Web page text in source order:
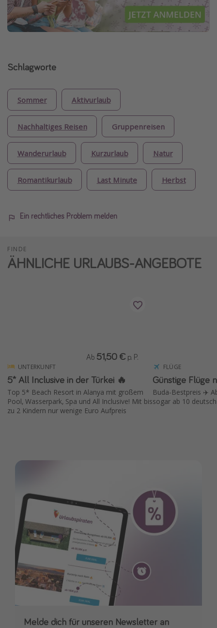
Schlagworte
Sommer Aktivurlaub
Nachhaltiges Reisen Gruppenreisen
Wanderurlaub Kurzurlaub Natur
Romantikurlaub Last Minute Herbst
Ein rechtliches Problem melden
FINDE
ÄHNLICHE URLAUBS-ANGEBOTE
UNTERKUNFT
5* All Inclusive in der Türkei 🔥
Top 5* Beach Resort in Alanya mit großem
Pool, Wasserpark, Spa und All Inclusive! Mit bis
zu 2 Kindern nur wenige Euro Aufpreis
Ab 51,50 € p. P.
FLÜGE
Günstige
Buda-Bestpreis ✈️
sogar ab 10
Melde dich für unseren Newsletter an
Downloade unsere App